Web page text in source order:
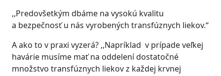
,,Predovšetkým dbáme na vysokú kvalitu
a bezpečnosť u nás vyrobených transfúznych liekov.“
A ako to v praxi vyzerá? ,,Napríklad v prípade veľkej
havárie musíme mať na oddelení dostatočné
množstvo transfúznych liekov z každej krvnej